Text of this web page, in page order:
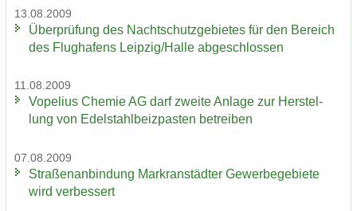
13.08.2009
Über­prü­fung des Nacht­schutz­ge­bie­tes für den Be­reich
des Flug­ha­fens Leip­zig/Halle ab­ge­schlos­sen
11.08.2009
Vo­pe­li­us Che­mie AG darf zwei­te An­la­ge zur Her­stel­
lung von Edel­stahl­beiz­pas­ten be­trei­ben
07.08.2009
Stra­ßen­an­bin­dung Markran­städ­ter Ge­wer­be­ge­bie­te
wird ver­bes­sert